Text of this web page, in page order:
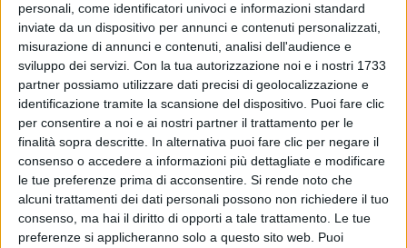
personali, come identificatori univoci e informazioni standard
inviate da un dispositivo per annunci e contenuti personalizzati,
misurazione di annunci e contenuti, analisi dell'audience e
sviluppo dei servizi. Con la tua autorizzazione noi e i nostri 1733
partner possiamo utilizzare dati precisi di geolocalizzazione e
identificazione tramite la scansione del dispositivo. Puoi fare clic
per consentire a noi e ai nostri partner il trattamento per le
finalità sopra descritte. In alternativa puoi fare clic per negare il
consenso o accedere a informazioni più dettagliate e modificare
le tue preferenze prima di acconsentire. Si rende noto che
alcuni trattamenti dei dati personali possono non richiedere il tuo
consenso, ma hai il diritto di opporti a tale trattamento. Le tue
preferenze si applicheranno solo a questo sito web. Puoi
UNPLUGGED
Marco Masini: esce il box in edizione
limitata “Live at Teatro della Pergola”
Una speciale confezione con doppio vinile, CD, DVD
e tante sorprese
diSimone Bernardi